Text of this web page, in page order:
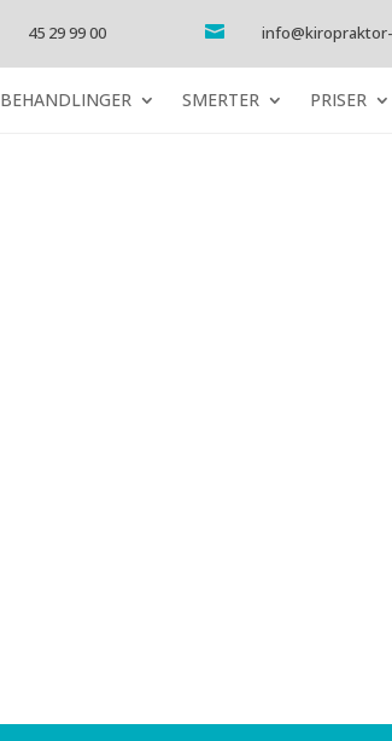
45 29 99 00 
BEHANDLINGER SMERTER PRISER